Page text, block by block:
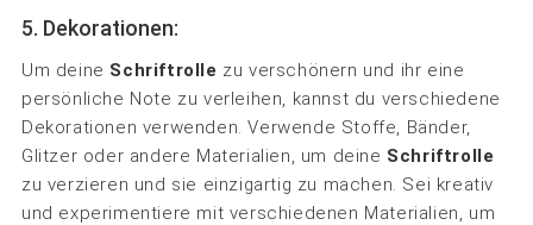
5. Dekorationen:
Um deine Schriftrolle zu verschönern und ihr eine
persönliche Note zu verleihen, kannst du verschiedene
Dekorationen verwenden. Verwende Stoffe, Bänder,
Glitzer oder andere Materialien, um deine Schriftrolle
zu verzieren und sie einzigartig zu machen. Sei kreativ
und experimentiere mit verschiedenen Materialien, um